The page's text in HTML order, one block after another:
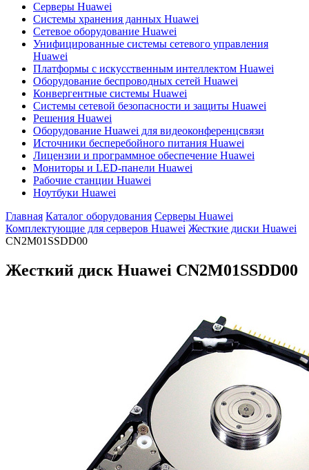
Серверы Huawei
Системы хранения данных Huawei
Сетевое оборудование Huawei
Унифицированные системы сетевого управления
Huawei
Платформы с искусственным интеллектом Huawei
Оборудование беспроводных сетей Huawei
Конвергентные системы Huawei
Системы сетевой безопасности и защиты Huawei
Решения Huawei
Оборудование Huawei для видеоконференцсвязи
Источники бесперебойного питания Huawei
Лицензии и программное обеспечение Huawei
Мониторы и LED-панели Huawei
Рабочие станции Huawei
Ноутбуки Huawei
Главная Каталог оборудования Серверы Huawei
Комплектующие для серверов Huawei Жесткие диски Huawei
CN2M01SSDD00
Жесткий диск Huawei CN2M01SSDD00